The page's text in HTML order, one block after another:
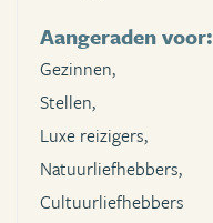
Aangeraden voor:
Gezinnen,
Stellen,
Luxe reizigers,
Natuurliefhebbers,
Cultuurliefhebbers